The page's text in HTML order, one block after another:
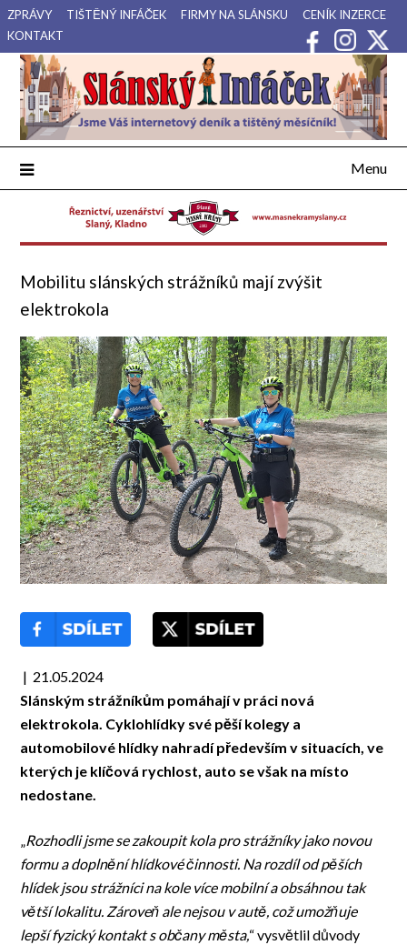
Přejdi
na
obsah
ZPRÁVY TIŠTĚNÝ INFÁČEK FIRMY NA SLÁNSKU
CENÍK INZERCE
KONTAKT
Slánský Infáček
Váš internetový deník a tištěný měsíčník pro Slánsko, Kladensko
a Lounsko.
Menu
Mobilitu slánských strážníků mají zvýšit
elektrokola
| 21.05.2024
Slánským strážníkům pomáhají v práci nová
elektrokola. Cyklohlídky své pěší kolegy a
automobilové hlídky nahradí především v situacích, ve
kterých je klíčová rychlost, auto se však na místo
nedostane.
„Rozhodli jsme se zakoupit kola pro strážníky jako novou
formu a doplnění hlídkové činnosti. Na rozdíl od pěších
hlídek jsou strážníci na kole více mobilní a obsáhnou tak
větší lokalitu. Zároveň ale nejsou v autě, což umožňuje
lepší fyzický kontakt s občany města,“ vysvětlil důvody